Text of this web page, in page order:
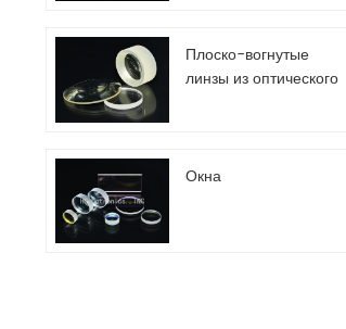
Плоско-вогнутые
линзы из оптического
Окна